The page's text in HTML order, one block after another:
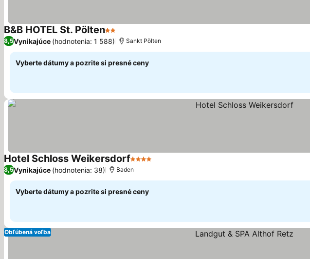
B&B HOTEL St. Pölten2 Počet hviezdičiek
8,5Vynikajúce (hodnotenia: 1 588) Sankt Pölten
Vyberte dátumy a pozrite si presné ceny
Hotel Schloss Weikersdorf4 Počet hviezdičiek
8,5Vynikajúce (hodnotenia: 38) Baden
Vyberte dátumy a pozrite si presné ceny
Obľúbená voľba